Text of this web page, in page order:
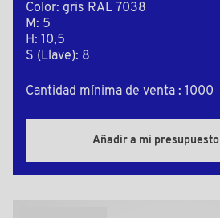
Color: gris RAL 7038
M: 5
H: 10,5
S (Llave): 8
Cantidad mínima de venta : 1000
Añadir a mi presupuesto